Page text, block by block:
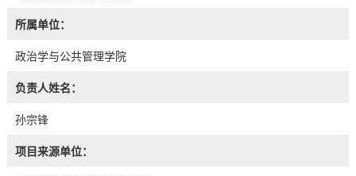
所属单位：
政治学与公共管理学院
负责人姓名：
孙宗锋
项目来源单位：